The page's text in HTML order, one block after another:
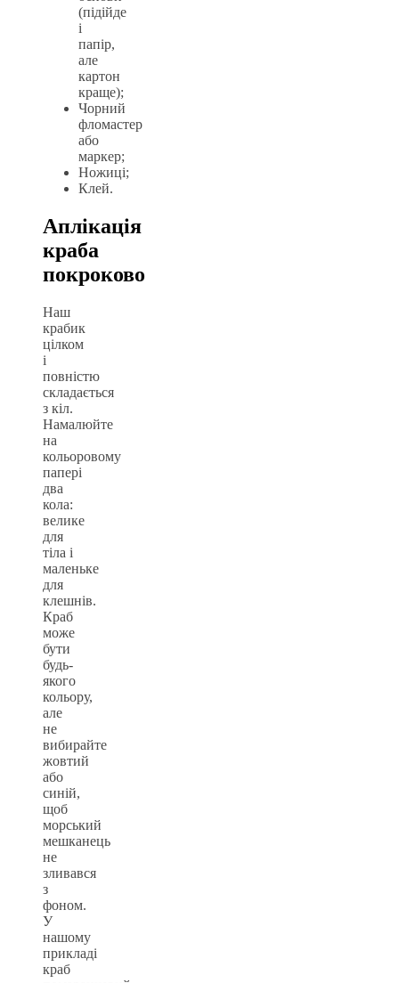
(підійде
і
папір,
але
картон
краще);
Чорний
фломастер
або
маркер;
Ножиці;
Клей.
Аплікація
краба
покроково
Наш
крабик
цілком
і
повністю
складається
з кіл.
Намалюйте
на
кольоровому
папері
два
кола:
велике
для
тіла і
маленьке
для
клешнів.
Краб
може
бути
будь-
якого
кольору,
але
не
вибирайте
жовтий
або
синій,
щоб
морський
мешканець
не
зливався
з
фоном.
У
нашому
прикладі
краб